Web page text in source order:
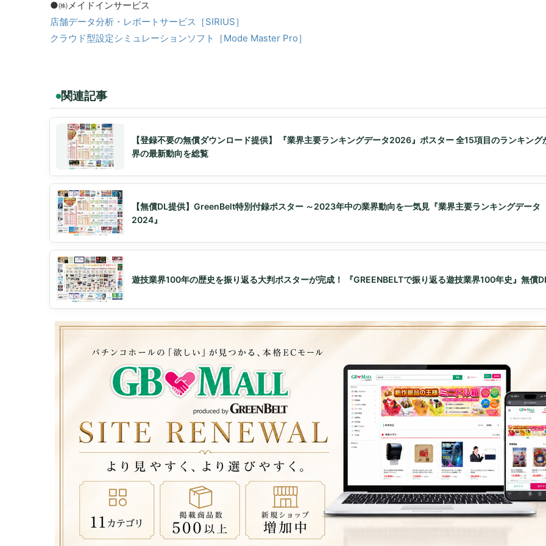
●㈱メイドインサービス
店舗データ分析・レポートサービス［SIRIUS］
クラウド型設定シミュレーションソフト［Mode Master Pro］
関連記事
【登録不要の無償ダウンロード提供】 『業界主要ランキングデータ2026』ポスター 全15項目のランキング
界の最新動向を総覧
【無償DL提供】GreenBelt特別付録ポスター ～2023年中の業界動向を一気見『業界主要ランキングデータ
2024』
遊技業界100年の歴史を振り返る大判ポスターが完成！ 『GREENBELTで振り返る遊技業界100年史』無償